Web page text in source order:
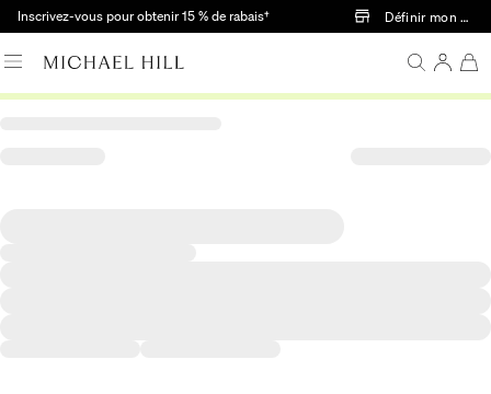
Passer au contenu principal
Inscrivez-vous pour obtenir 15 % de rabais† Définir mon